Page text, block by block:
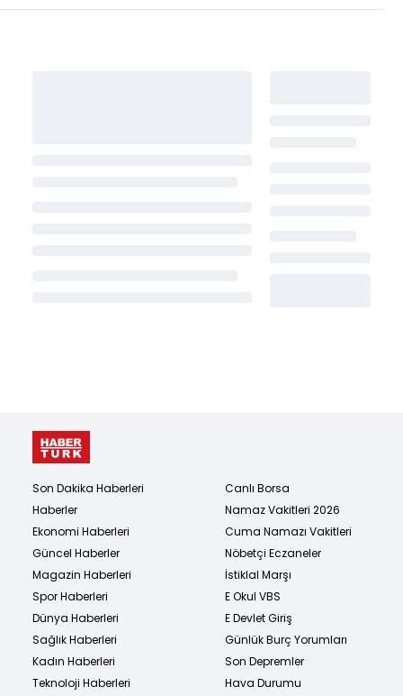
Son Dakika Haberleri
Haberler
Ekonomi Haberleri
Güncel Haberler
Magazin Haberleri
Spor Haberleri
Dünya Haberleri
Sağlık Haberleri
Kadın Haberleri
Teknoloji Haberleri
Canlı Borsa
Namaz Vakitleri 2026
Cuma Namazı Vakitleri
Nöbetçi Eczaneler
İstiklal Marşı
E Okul VBS
E Devlet Giriş
Günlük Burç Yorumları
Son Depremler
Hava Durumu